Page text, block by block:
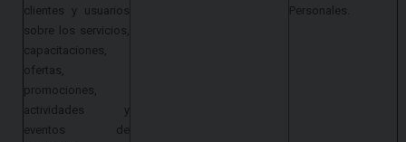
clientes y usuarios
sobre los servicios,
capacitaciones,
ofertas,
promociones,
actividades y
eventos de
Personales.